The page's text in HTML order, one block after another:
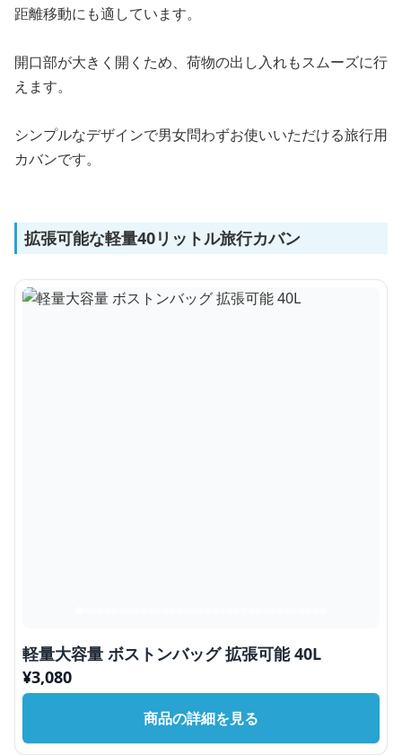
距離移動にも適しています。
開口部が大きく開くため、荷物の出し入れもスムーズに行
えます。
シンプルなデザインで男女問わずお使いいただける旅行用
カバンです。
拡張可能な軽量40リットル旅行カバン
軽量大容量 ボストンバッグ 拡張可能 40L
¥3,080
商品の詳細を見る